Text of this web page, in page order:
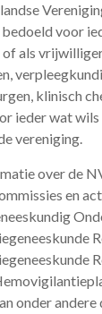
voor
als
klinisch
ieder wat wils
vereniging.
over de
en
onder